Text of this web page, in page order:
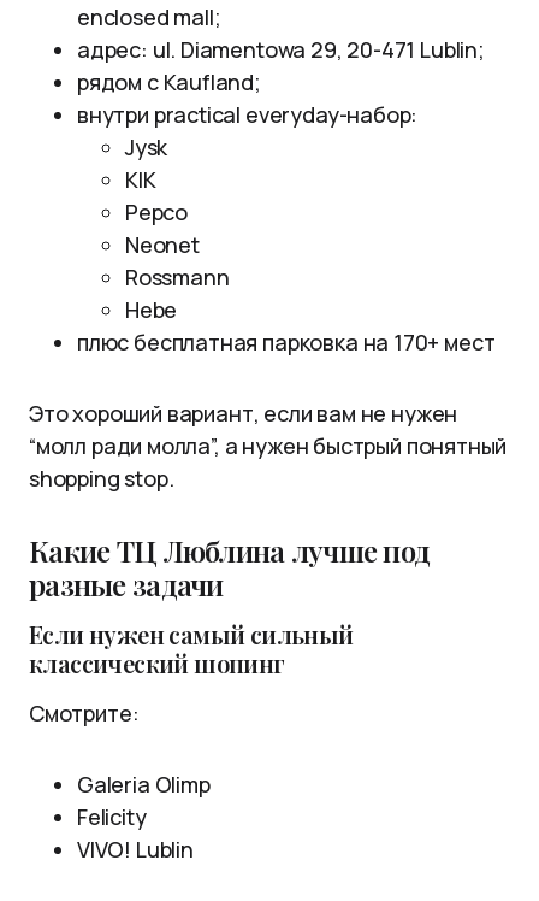
enclosed mall;
адрес: ul. Diamentowa 29, 20-471 Lublin;
рядом с Kaufland;
внутри practical everyday-набор:
Jysk
KIK
Pepco
Neonet
Rossmann
Hebe
плюс бесплатная парковка на 170+ мест
Это хороший вариант, если вам не нужен
“молл ради молла”, а нужен быстрый понятный
shopping stop.
Какие ТЦ Люблина лучше под
разные задачи
Если нужен самый сильный
классический шопинг
Смотрите:
Galeria Olimp
Felicity
VIVO! Lublin